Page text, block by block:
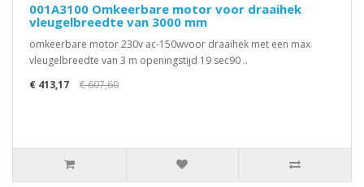
001A3100 Omkeerbare motor voor draaihek
vleugelbreedte van 3000 mm
omkeerbare motor 230v ac-150wvoor draaihek met een max
vleugelbreedte van 3 m openingstijd 19 sec90 ..
€ 413,17
€ 607,60